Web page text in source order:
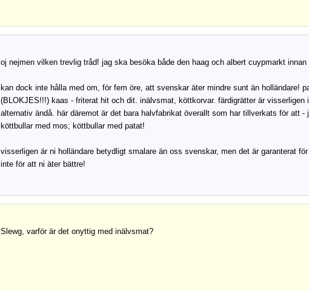
oj nejmen vilken trevlig tråd! jag ska besöka både den haag och albert cuypmarkt
kan dock inte hålla med om, för fem öre, att svenskar äter mindre sunt än holländare!
(BLOKJES!!!) kaas - friterat hit och dit. inälvsmat, köttkorvar. färdigrätter är
alternativ ändå. här däremot är det bara halvfabrikat överallt som har tillverkats för att
köttbullar med mos; köttbullar med patat!
visserligen är ni holländare betydligt smalare än oss svenskar, men det är garanterat
inte för att ni äter bättre!
Slewg, varför är det onyttig med inälvsmat?